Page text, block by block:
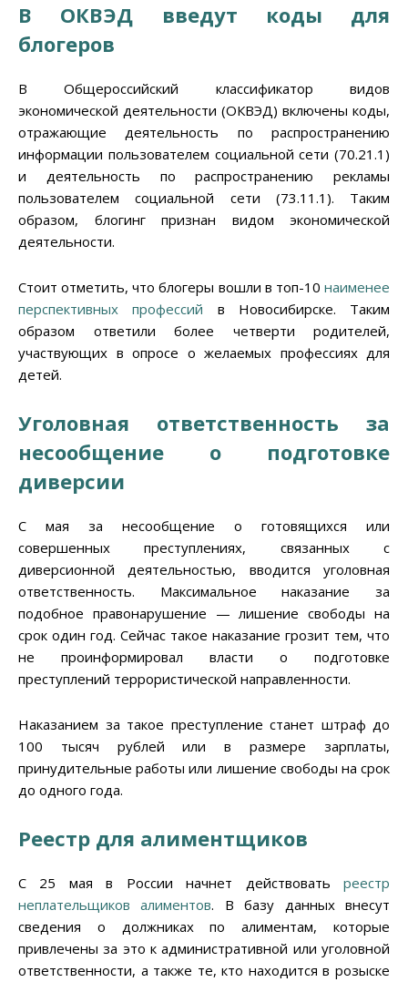
В ОКВЭД введут коды для
блогеров
В Общероссийский классификатор видов
экономической деятельности (ОКВЭД) включены коды,
отражающие деятельность по распространению
информации пользователем социальной сети (70.21.1)
и деятельность по распространению рекламы
пользователем социальной сети (73.11.1). Таким
образом, блогинг признан видом экономической
деятельности.
Стоит отметить, что блогеры вошли в топ-10 наименее
перспективных профессий в Новосибирске. Таким
образом ответили более четверти родителей,
участвующих в опросе о желаемых профессиях для
детей.
Уголовная ответственность за
несообщение о подготовке
диверсии
С мая за несообщение о готовящихся или
совершенных преступлениях, связанных с
диверсионной деятельностью, вводится уголовная
ответственность. Максимальное наказание за
подобное правонарушение — лишение свободы на
срок один год. Сейчас такое наказание грозит тем, что
не проинформировал власти о подготовке
преступлений террористической направленности.
Наказанием за такое преступление станет штраф до
100 тысяч рублей или в размере зарплаты,
принудительные работы или лишение свободы на срок
до одного года.
Реестр для алиментщиков
С 25 мая в России начнет действовать реестр
неплательщиков алиментов. В базу данных внесут
сведения о должниках по алиментам, которые
привлечены за это к административной или уголовной
ответственности, а также те, кто находится в розыске